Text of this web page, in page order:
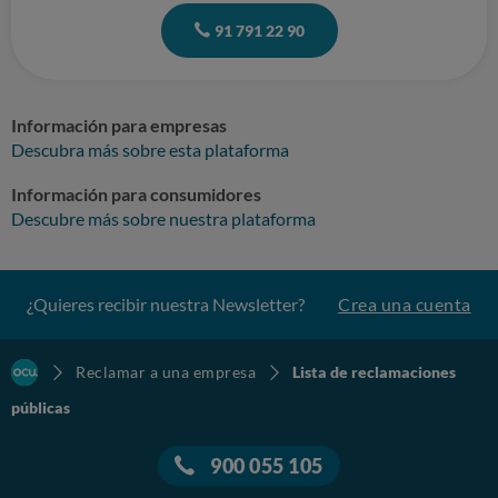
91 791 22 90
Información para empresas
Descubra más sobre esta plataforma
Información para consumidores
Descubre más sobre nuestra plataforma
¿Quieres recibir nuestra Newsletter? Crea una cuenta
Reclamar a una empresa
Lista de reclamaciones
públicas
900 055 105